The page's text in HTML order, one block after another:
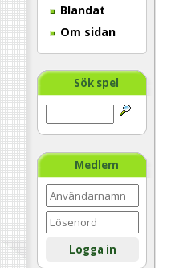
Blandat
Om sidan
Sök spel
Medlem
Logga in